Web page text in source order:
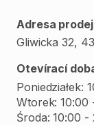
Adresa
Gliwicka 32,
Otevírací
Poniedziałek:
Wtorek: 10:00
Środa: 10:00 -